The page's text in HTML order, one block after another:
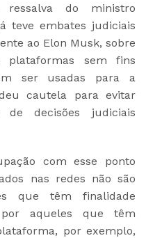
do ministro
teve embates judiciais
ao Elon Musk, sobre
sem fins
ser usadas para a
cautela para evitar
de decisões judiciais
com esse ponto
nas redes não são
que têm finalidade
aqueles que têm
por exemplo,